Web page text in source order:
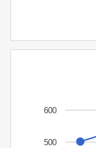
500
600